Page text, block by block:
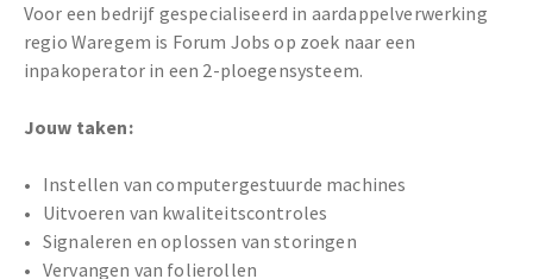
Voor een bedrijf gespecialiseerd in aardappelverwerking
regio Waregem is Forum Jobs op zoek naar een
inpakoperator in een 2-ploegensysteem.
Jouw taken:
Instellen van computergestuurde machines
Uitvoeren van kwaliteitscontroles
Signaleren en oplossen van storingen
Vervangen van folierollen